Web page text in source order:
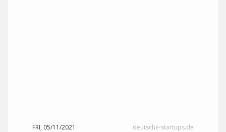
FRI, 05/11/2021 deutsche-startups.de